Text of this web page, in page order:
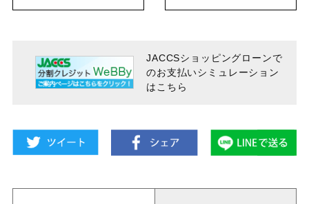
JACCSショッピングローンで
のお支払いシミュレーション
はこちら